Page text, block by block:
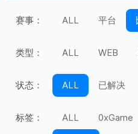
赛事： ALL 平台
类型： ALL WEB
状态： ALL 已解决
标签： ALL 0xGame